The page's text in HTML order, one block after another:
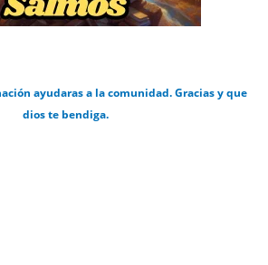
ayudaras a la comunidad. Gracias y que
dios te bendiga.